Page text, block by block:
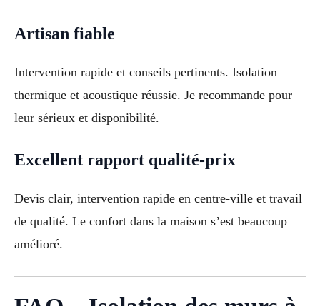
Artisan fiable
Intervention rapide et conseils pertinents. Isolation
thermique et acoustique réussie. Je recommande pour
leur sérieux et disponibilité.
Excellent rapport qualité-prix
Devis clair, intervention rapide en centre-ville et travail
de qualité. Le confort dans la maison s’est beaucoup
amélioré.